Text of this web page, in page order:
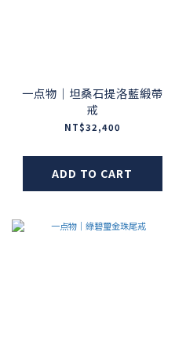
一点物｜坦桑石提洛藍緞帶
戒
NT$32,400
ADD TO CART